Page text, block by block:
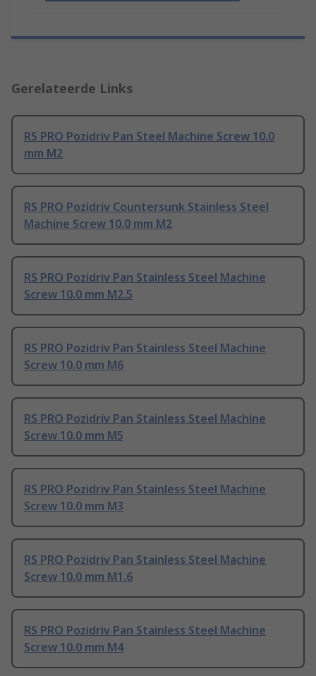
Gerelateerde Links
RS PRO Pozidriv Pan Steel Machine Screw 10.0
mm M2
RS PRO Pozidriv Countersunk Stainless Steel
Machine Screw 10.0 mm M2
RS PRO Pozidriv Pan Stainless Steel Machine
Screw 10.0 mm M2.5
RS PRO Pozidriv Pan Stainless Steel Machine
Screw 10.0 mm M6
RS PRO Pozidriv Pan Stainless Steel Machine
Screw 10.0 mm M5
RS PRO Pozidriv Pan Stainless Steel Machine
Screw 10.0 mm M3
RS PRO Pozidriv Pan Stainless Steel Machine
Screw 10.0 mm M1.6
RS PRO Pozidriv Pan Stainless Steel Machine
Screw 10.0 mm M4